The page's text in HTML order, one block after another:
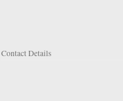
Contact Details